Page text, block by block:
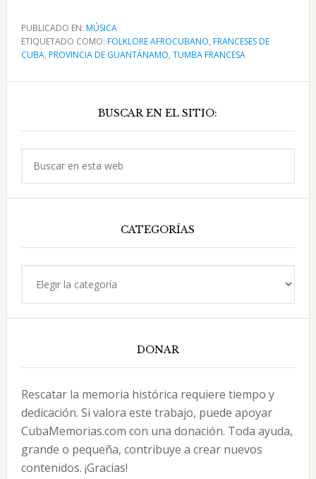
En
la
tierra
de
Tumba
Francesa
y
el
Oriente
PUBLICADO EN: MÚSICA
ETIQUETADO COMO: FOLKLORE AFROCUBANO, FRANCESES DE
CUBA, PROVINCIA DE GUANTÁNAMO, TUMBA FRANCESA
principal
BUSCAR EN EL SITIO:
CATEGORÍAS
DONAR
Rescatar la memoria histórica requiere tiempo y
dedicación. Si valora este trabajo, puede apoyar
CubaMemorias.com con una donación. Toda ayuda,
grande o pequeña, contribuye a crear nuevos
contenidos. ¡Gracias!